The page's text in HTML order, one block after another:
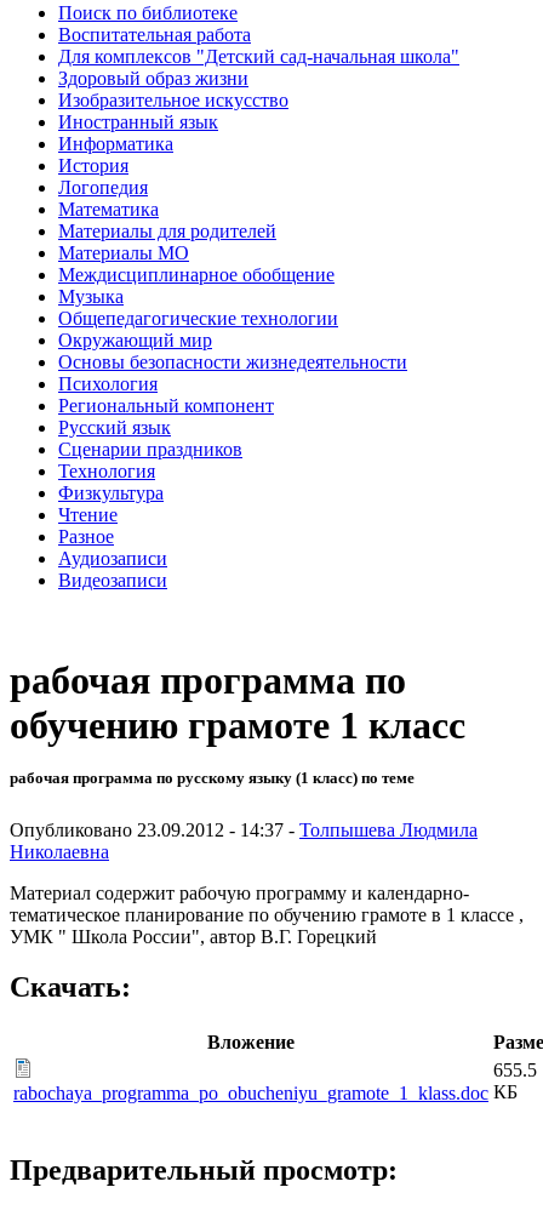
Поиск по библиотеке
Воспитательная работа
Для комплексов "Детский сад-начальная школа"
Здоровый образ жизни
Изобразительное искусство
Иностранный язык
Информатика
История
Логопедия
Математика
Материалы для родителей
Материалы МО
Междисциплинарное обобщение
Музыка
Общепедагогические технологии
Окружающий мир
Основы безопасности жизнедеятельности
Психология
Региональный компонент
Русский язык
Сценарии праздников
Технология
Физкультура
Чтение
Разное
Аудиозаписи
Видеозаписи
рабочая программа по
обучению грамоте 1 класс
рабочая программа по русскому языку (1 класс) по теме
Опубликовано 23.09.2012 - 14:37 - Толпышева Людмила
Николаевна
Материал содержит рабочую программу и календарно-
тематическое планирование по обучению грамоте в 1 классе ,
УМК " Школа России", автор В.Г. Горецкий
Скачать:
Вложение
rabochaya_programma_po_obucheniyu_gramote_1_klass.doc
655.5
КБ
Предварительный просмотр: